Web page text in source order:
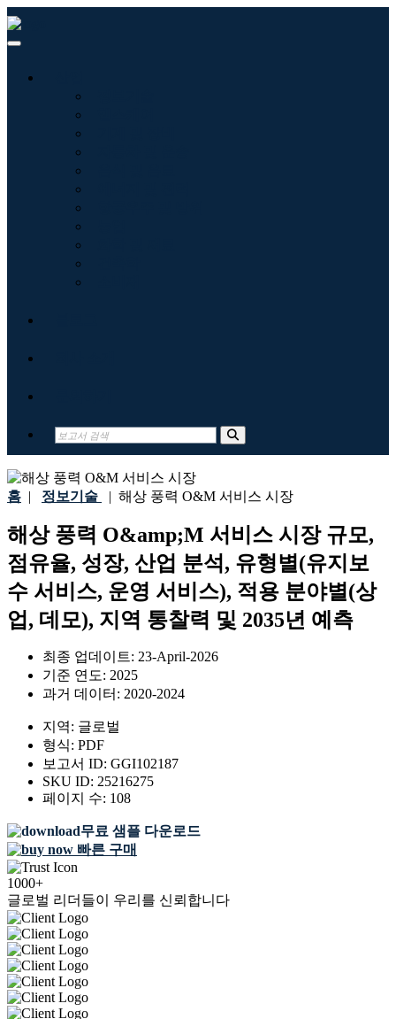
홈 | 정보기술 | 해상 풍력 O&M 서비스 시장
해상 풍력 O&amp;M 서비스 시장 규모,
점유율, 성장, 산업 분석, 유형별(유지보
수 서비스, 운영 서비스), 적용 분야별(상
업, 데모), 지역 통찰력 및 2035년 예측
최종 업데이트: 23-April-2026
기준 연도: 2025
과거 데이터: 2020-2024
지역: 글로벌
형식: PDF
보고서 ID: GGI102187
SKU ID: 25216275
페이지 수: 108
무료 샘플 다운로드
빠른 구매
1000+
글로벌 리더들이 우리를 신뢰합니다